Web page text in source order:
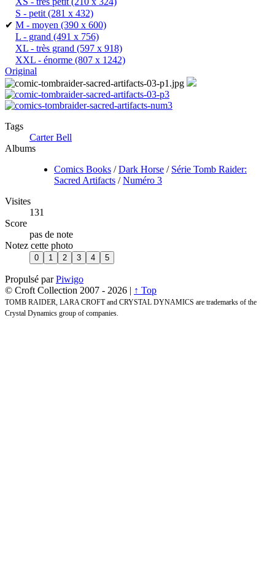
S - petit(281 x 432)
✔ M - moyen (390 x 600)
L - grand (491 x 756)
XL - très grand (597 x 918)
XXL - énorme (807 x 1242)
Original
Tags
Carter Bell
Albums
Comics Books /Dark Horse / Série Tomb Raider:
Sacred Artifacts /Numéro 3
Visites
131
Score
pas de note
Notez cette photo
Propulsé parPiwigo
© Croft Collection 2007 - 2026 | ↑ Top
TOMB RAIDER, LARA CROFT and CRYSTAL DYNAMICS are trademarks of the
Crystal Dynamics group of companies.